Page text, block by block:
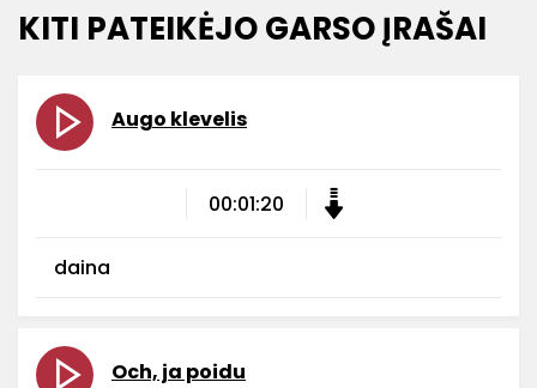
KITI PATEIKĖJO GARSO ĮRAŠAI
Augo klevelis
00:01:20
daina
Och, ja poidu